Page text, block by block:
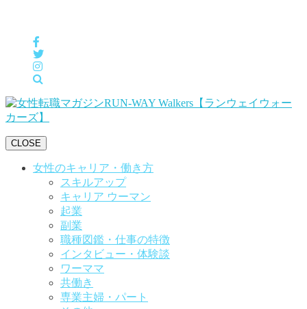
CLOSE
女性のキャリア・働き方
スキルアップ
キャリア ウーマン
起業
副業
職種図鑑・仕事の特徴
インタビュー・体験談
ワーママ
共働き
専業主婦・パート